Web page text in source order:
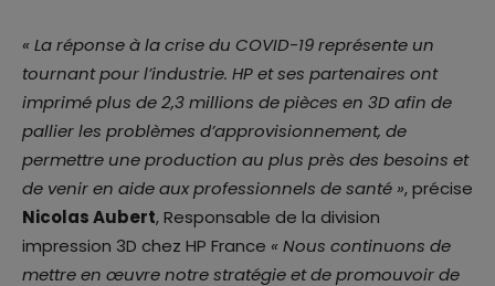
« La réponse à la crise du COVID-19 représente un
tournant pour l’industrie. HP et ses partenaires ont
imprimé plus de 2,3 millions de pièces en 3D afin de
pallier les problèmes d’approvisionnement, de
permettre une production au plus près des besoins et
de venir en aide aux professionnels de santé », précise
Nicolas Aubert, Responsable de la division
impression 3D chez HP France « Nous continuons de
mettre en œuvre notre stratégie et de promouvoir de